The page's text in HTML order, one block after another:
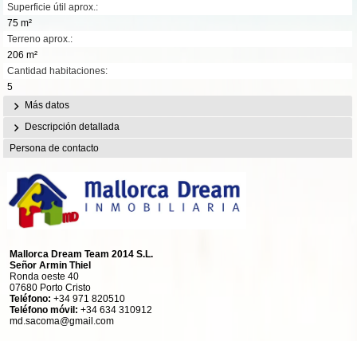
Superficie útil aprox.:
75 m²
Terreno aprox.:
206 m²
Cantidad habitaciones:
5
Más datos
Descripción detallada
Persona de contacto
Mallorca Dream Team 2014 S.L.
Señor Armin Thiel
Ronda oeste 40
07680 Porto Cristo
Teléfono: +34 971 820510
Teléfono móvil: +34 634 310912
md.sacoma@gmail.com